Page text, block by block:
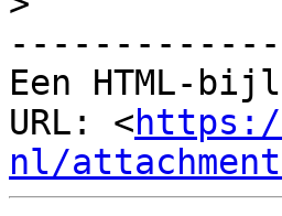
-------------
Een HTML-
URL: <
nl/